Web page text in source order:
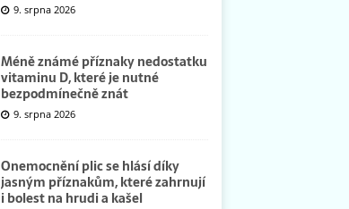
9. srpna 2026
Méně známé příznaky nedostatku
vitaminu D, které je nutné
bezpodmínečně znát
9. srpna 2026
Onemocnění plic se hlásí díky
jasným příznakům, které zahrnují
i bolest na hrudi a kašel